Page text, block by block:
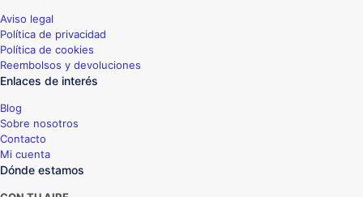
Aviso legal
Política de privacidad
Política de cookies
Reembolsos y devoluciones
Enlaces de interés
Blog
Sobre nosotros
Contacto
Mi cuenta
Dónde estamos